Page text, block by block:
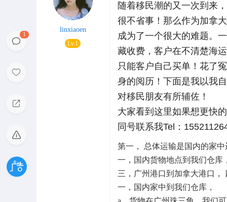
1
linxiaoen
Lv.1
随着移民潮的又一次到来
很不省事！那么作为加拿
成为了一个很大的难题。
藏收费，客户在不清楚海
只能客户自己买单！花了
身的阅历！下面是我以我
对移民朋友有所辅佐！
大家看到这里如果想更快
同号联系我Tel：
第一， 总体运输是国内的家
一，国内货物地点到我们仓库
三，广州港口到加拿大港口，
一，国内家中到我们仓库，